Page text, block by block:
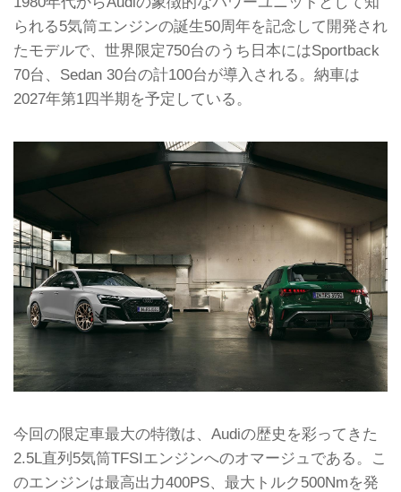
られる5気筒エンジンの誕生50周年を記念して開発され
たモデルで、世界限定750台のうち日本にはSportback
70台、Sedan 30台の計100台が導入される。納車は
2027年第1四半期を予定している。
今回の限定車最大の特徴は、Audiの歴史を彩ってきた
2.5L直列5気筒TFSIエンジンへのオマージュである。こ
のエンジンは最高出力400PS、最大トルク500Nmを発